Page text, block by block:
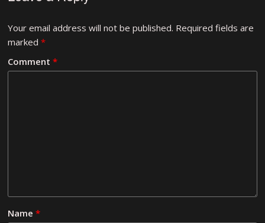
Your email address will not be published. Required fields are
marked*
Comment*
Name*